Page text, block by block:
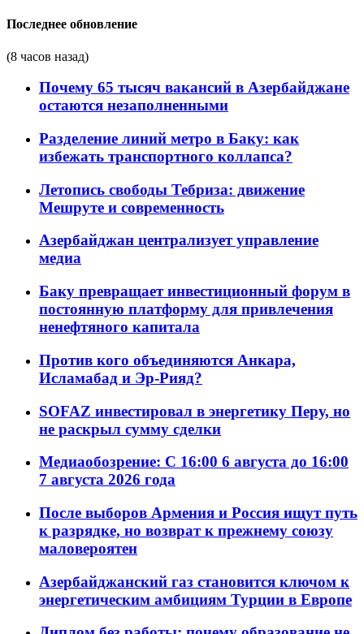
Последнее обновление
(8 часов назад)
Почему 65 тысяч вакансий в Азербайджане
остаются незаполненными
Разделение линий метро в Баку: как
избежать транспортного коллапса?
Летопись свободы Тебриза: движение
Мешруте и современность
Азербайджан централизует управление
медиа
Баку превращает инвестиционный форум в
постоянную платформу для привлечения
ненефтяного капитала
Против кого объединяются Анкара,
Исламабад и Эр-Рияд?
SOFAZ инвестировал в энергетику Перу, но
не раскрыл сумму сделки
Медиаобозрение: С 16:00 6 августа до 16:00
7 августа 2026 года
После выборов Армения и Россия ищут путь
к разрядке, но возврат к прежнему союзу
маловероятен
Азербайджанский газ становится ключом к
энергетическим амбициям Турции в Европе